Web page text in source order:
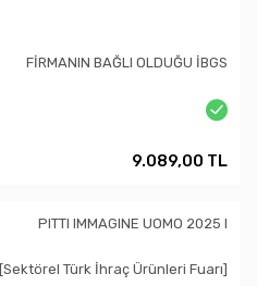
FİRMANIN BAĞLI OLDUĞU İBGS
9.089,00 TL
PITTI IMMAGINE UOMO 2025 I
[Sektörel Türk İhraç Ürünleri Fuarı]